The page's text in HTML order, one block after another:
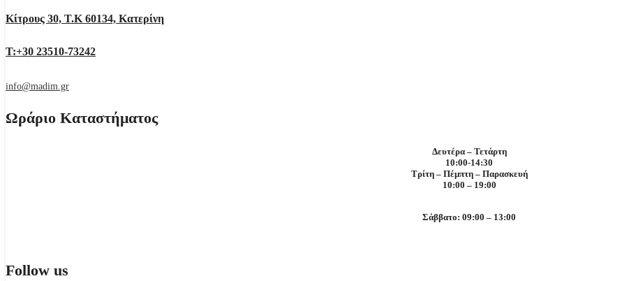
Κίτρους 30, Τ.Κ 60134, Κατερίνη
Τ:+30 23510-73242
info@madim.gr
Ωράριο Καταστήματος
Δευτέρα – Τετάρτη
10:00-14:30
Τρίτη – Πέμπτη – Παρασκευή
10:00 – 19:00
Σάββατο: 09:00 – 13:00
Follow us